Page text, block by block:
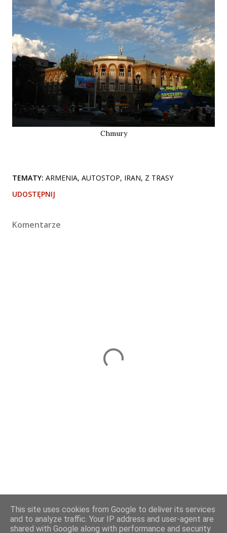
Chmury
TEMATY: ARMENIA AUTOSTOP IRAN Z TRASY
UDOSTĘPNIJ
Komentarze
Obsługiwane przez usługę Blogger
This site uses cookies from Google to deliver its services
and to analyze traffic. Your IP address and user-agent are
shared with Google along with performance and security